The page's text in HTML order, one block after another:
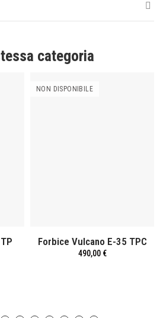
categoria
NON DISPONIBILE
Forbice Vulcano E-35 TPC
490,00 €